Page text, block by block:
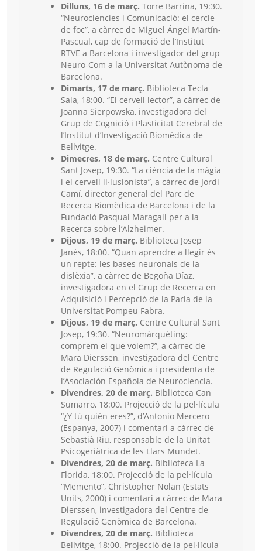
Dilluns, 16 de març. Torre Barrina, 19:30.
“Neurociencies i Comunicació: el cercle
de foc”, a càrrec de Miguel Ángel Martín-
Pascual, cap de formació de l’Institut
RTVE a Barcelona i investigador del grup
Neuro-Com a la Universitat Autònoma de
Barcelona.
Dimarts, 17 de març. Biblioteca Tecla
Sala, 18:00. “El cervell lector”, a càrrec de
Joanna Sierpowska, investigadora del
Grup de Cognició i Plasticitat Cerebral de
l’Institut d’Investigació Biomèdica de
Bellvitge.
Dimecres, 18 de març. Centre Cultural
Sant Josep, 19:30. “La ciència de la màgia
i el cervell il·lusionista”, a càrrec de Jordi
Camí, director general del Parc de
Recerca Biomèdica de Barcelona i de la
Fundació Pasqual Maragall per a la
Recerca sobre l’Alzheimer.
Dijous, 19 de març. Biblioteca Josep
Janés, 18:00. “Quan aprendre a llegir és
un repte: les bases neuronals de la
dislèxia”, a càrrec de Begoña Díaz,
investigadora en el Grup de Recerca en
Adquisició i Percepció de la Parla de la
Universitat Pompeu Fabra.
Dijous, 19 de març. Centre Cultural Sant
Josep, 19:30. “Neuromàrquèting:
comprem el que volem?”, a càrrec de
Mara Dierssen, investigadora del Centre
de Regulació Genòmica i presidenta de
l’Asociación Española de Neurociencia.
Divendres, 20 de març. Biblioteca Can
Sumarro, 18:00. Projecció de la pel·lícula
“¿Y tú quién eres?”, d’Antonio Mercero
(Espanya, 2007) i comentari a càrrec de
Sebastià Riu, responsable de la Unitat
Psicogeriàtrica de les Llars Mundet.
Divendres, 20 de març. Biblioteca La
Florida, 18:00. Projecció de la pel·lícula
“Memento”, Christopher Nolan (Estats
Units, 2000) i comentari a càrrec de Mara
Dierssen, investigadora del Centre de
Regulació Genòmica de Barcelona.
Divendres, 20 de març. Biblioteca
Bellvitge, 18:00. Projecció de la pel·lícula